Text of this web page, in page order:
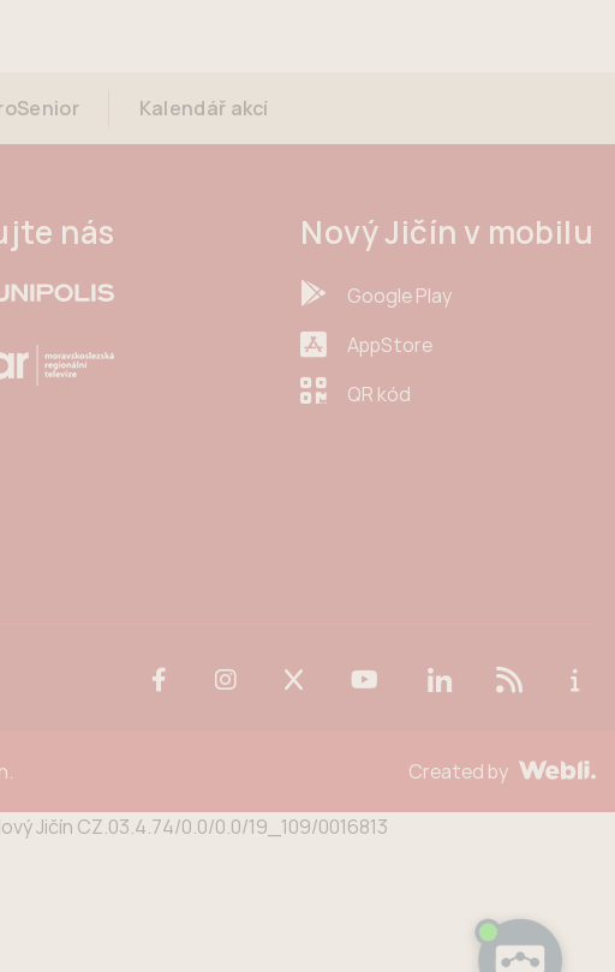
Kalendář akcí
nás Nový Jičín v mobilu
Google Play
AppStore
QR kód
Created by
Jičín CZ.03.4.74/0.0/0.0/19_109/0016813